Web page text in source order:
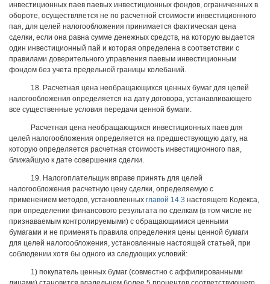
инвестиционных паев паевых инвестиционных фондов, ограниченных в
обороте, осуществляется не по расчетной стоимости инвестиционного
пая, для целей налогообложения принимается фактическая цена
сделки, если она равна сумме денежных средств, на которую выдается
один инвестиционный пай и которая определена в соответствии с
правилами доверительного управления паевым инвестиционным
фондом без учета предельной границы колебаний.
18. Расчетная цена необращающихся ценных бумаг для целей
налогообложения определяется на дату договора, устанавливающего
все существенные условия передачи ценной бумаги.
Расчетная цена необращающихся инвестиционных паев для
целей налогообложения определяется на предшествующую дату, на
которую определяется расчетная стоимость инвестиционного пая,
ближайшую к дате совершения сделки.
19. Налогоплательщик вправе принять для целей
налогообложения расчетную цену сделки, определяемую с
применением методов, установленных главой 14.3 настоящего Кодекса,
при определении финансового результата по сделкам (в том числе не
признаваемым контролируемыми) с обращающимися ценными
бумагами и не применять правила определения цены ценной бумаги
для целей налогообложения, установленные настоящей статьей, при
соблюдении хотя бы одного из следующих условий:
1) покупатель ценных бумаг (совместно с аффилированными